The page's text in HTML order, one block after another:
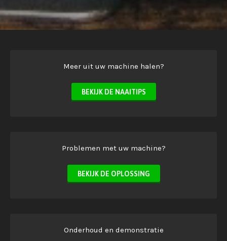
Meer uit uw machine halen?
BEKIJK DE NAAITIPS
Problemen met uw machine?
BEKIJK DE OPLOSSING
Onderhoud en demonstratie